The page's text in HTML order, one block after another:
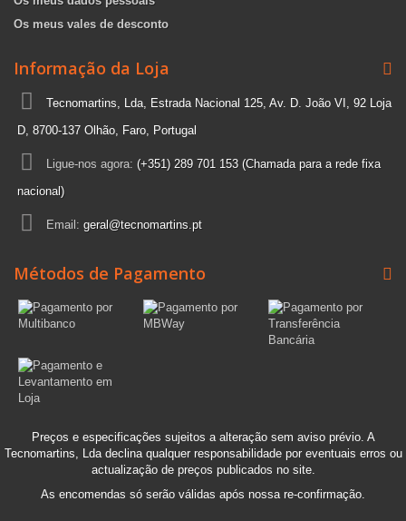
Os meus vales de desconto
Informação da Loja
Tecnomartins, Lda, Estrada Nacional 125, Av. D. João VI, 92 Loja
D, 8700-137 Olhão, Faro, Portugal
Ligue-nos agora: (+351) 289 701 153 (Chamada para a rede fixa
nacional)
Email: geral@tecnomartins.pt
Métodos de Pagamento
Preços e especificações sujeitos a alteração sem aviso prévio. A
Tecnomartins, Lda declina qualquer responsabilidade por eventuais erros ou
actualização de preços publicados no site.
As encomendas só serão válidas após nossa re-confirmação.